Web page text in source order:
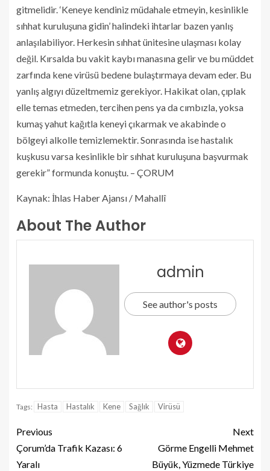
gitmelidir. ‘Keneye kendiniz müdahale etmeyin, kesinlikle
sıhhat kuruluşuna gidin’ halindeki ihtarlar bazen yanlış
anlaşılabiliyor. Herkesin sıhhat ünitesine ulaşması kolay
değil. Kırsalda bu vakit kaybı manasına gelir ve bu müddet
zarfında kene virüsü bedene bulaştırmaya devam eder. Bu
yanlış algıyı düzeltmemiz gerekiyor. Hakikat olan, çıplak
elle temas etmeden, tercihen pens ya da cımbızla, yoksa
kumaş yahut kağıtla keneyi çıkarmak ve akabinde o
bölgeyi alkolle temizlemektir. Sonrasında ise hastalık
kuşkusu varsa kesinlikle bir sıhhat kuruluşuna başvurmak
gerekir” formunda konuştu. – ÇORUM
Kaynak: İhlas Haber Ajansı / Mahallî
About The Author
admin
See author's posts
Tags: Hasta Hastalık Kene Sağlık Virüsü
Previous
Çorum’da Trafik Kazası: 6
Yaralı
Next
Görme Engelli Mehmet
Büyük, Yüzmede Türkiye